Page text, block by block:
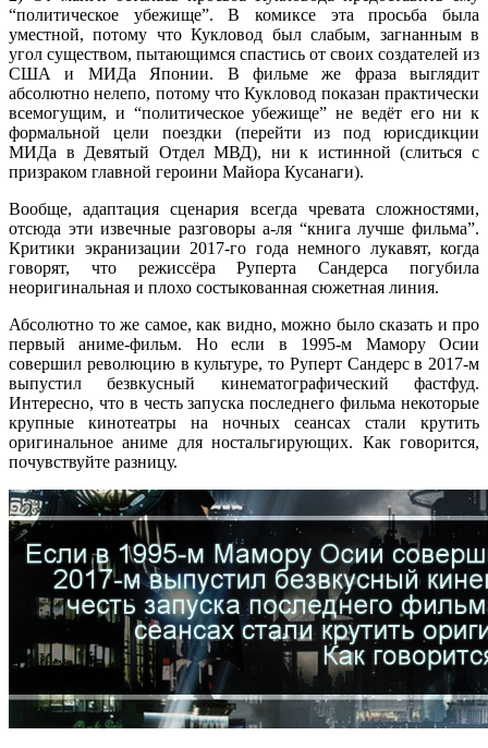
“политическое убежище”. В комиксе эта просьба была
уместной, потому что Кукловод был слабым, загнанным в
угол существом, пытающимся спастись от своих создателей из
США и МИДа Японии. В фильме же фраза выглядит
абсолютно нелепо, потому что Кукловод показан практически
всемогущим, и “политическое убежище” не ведёт его ни к
формальной цели поездки (перейти из под юрисдикции
МИДа в Девятый Отдел МВД), ни к истинной (слиться с
призраком главной героини Майора Кусанаги).
Вообще, адаптация сценария всегда чревата сложностями,
отсюда эти извечные разговоры а-ля “книга лучше фильма”.
Критики экранизации 2017-го года немного лукавят, когда
говорят, что режиссёра Руперта Сандерса погубила
неоригинальная и плохо состыкованная сюжетная линия.
Абсолютно то же самое, как видно, можно было сказать и про
первый аниме-фильм. Но если в 1995-м Мамору Осии
совершил революцию в культуре, то Руперт Сандерс в 2017-м
выпустил безвкусный кинематографический фастфуд.
Интересно, что в честь запуска последнего фильма некоторые
крупные кинотеатры на ночных сеансах стали крутить
оригинальное аниме для ностальгирующих. Как говорится,
почувствуйте разницу.